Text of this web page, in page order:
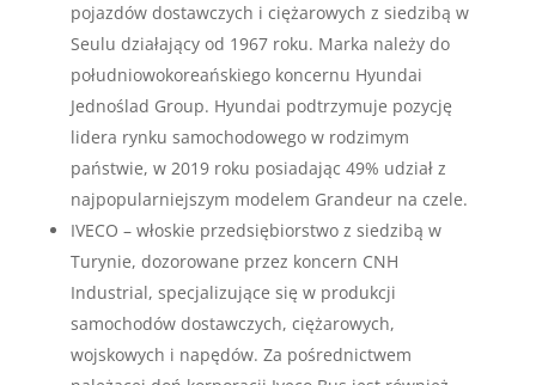
pojazdów dostawczych i ciężarowych z siedzibą w
Seulu działający od 1967 roku. Marka należy do
południowokoreańskiego koncernu Hyundai
Jednoślad Group. Hyundai podtrzymuje pozycję
lidera rynku samochodowego w rodzimym
państwie, w 2019 roku posiadając 49% udział z
najpopularniejszym modelem Grandeur na czele.
IVECO – włoskie przedsiębiorstwo z siedzibą w
Turynie, dozorowane przez koncern CNH
Industrial, specjalizujące się w produkcji
samochodów dostawczych, ciężarowych,
wojskowych i napędów. Za pośrednictwem